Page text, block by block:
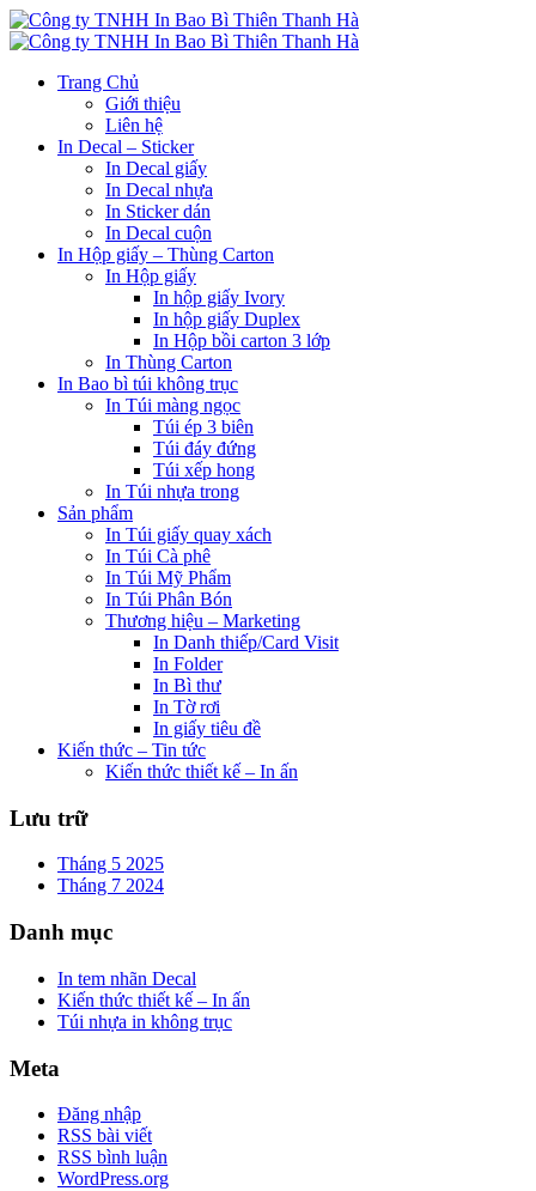
Trang Chủ
Giới thiệu
Liên hệ
In Decal – Sticker
In Decal giấy
In Decal nhựa
In Sticker dán
In Decal cuộn
In Hộp giấy – Thùng Carton
In Hộp giấy
In hộp giấy Ivory
In hộp giấy Duplex
In Hộp bồi carton 3 lớp
In Thùng Carton
In Bao bì túi không trục
In Túi màng ngọc
Túi ép 3 biên
Túi đáy đứng
Túi xếp hong
In Túi nhựa trong
Sản phẩm
In Túi giấy quay xách
In Túi Cà phê
In Túi Mỹ Phẩm
In Túi Phân Bón
Thương hiệu – Marketing
In Danh thiếp/Card Visit
In Folder
In Bì thư
In Tờ rơi
In giấy tiêu đề
Kiến thức – Tin tức
Kiến thức thiết kế – In ấn
Lưu trữ
Tháng 5 2025
Tháng 7 2024
Danh mục
In tem nhãn Decal
Kiến thức thiết kế – In ấn
Túi nhựa in không trục
Meta
Đăng nhập
RSS bài viết
RSS bình luận
WordPress.org